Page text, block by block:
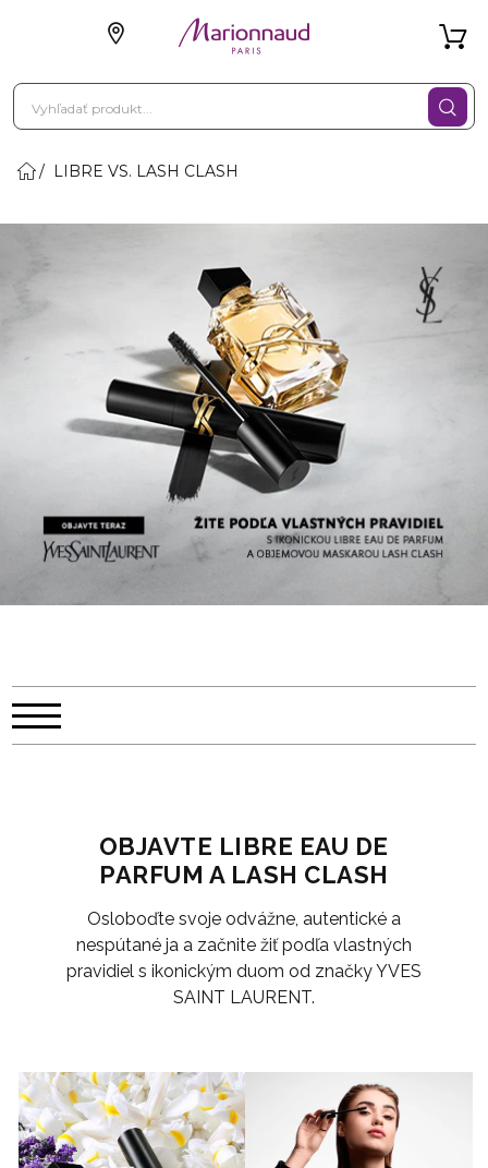
LIBRE VS. LASH CLASH
OBJAVTE LIBRE EAU DE
PARFUM A LASH CLASH
Osloboďte svoje odvážne, autentické a
nespútané ja a začnite žiť podľa vlastných
pravidiel s ikonickým duom od značky YVES
SAINT LAURENT.